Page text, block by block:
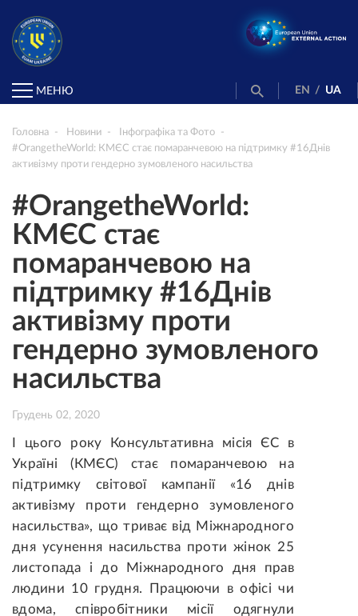
МЕНЮ EN / UA
Головна Новини
Інфографіка та Фото
#OrangetheWorld: КМЄС стає помаранчевою на підтримку #16Днів
активізму проти гендерно зумовленого насильства
#OrangetheWorld:
КМЄС стає
помаранчевою на
підтримку #16Днів
активізму проти
гендерно зумовленого
насильства
Грудень 02, 2020
І цього року Консультативна місія ЄС в
Україні (КМЄС) стає помаранчевою на
підтримку світової кампанії «16 днів
активізму проти гендерно зумовленого
насильства», що триває від Міжнародного
дня усунення насильства проти жінок 25
листопада і до Міжнародного дня прав
людини 10 грудня. Працюючи в офісі чи
вдома, співробітники місії одягнули